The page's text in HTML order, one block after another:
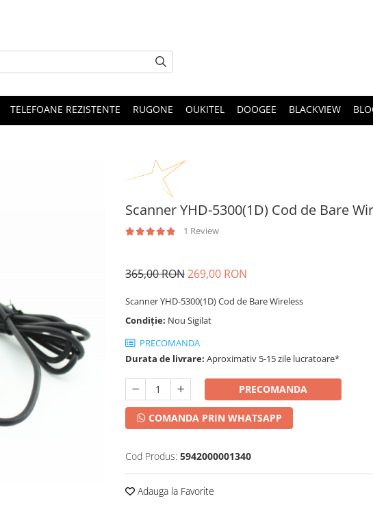
TELEFOANE REZISTENTE RUGONE OUKITEL DOOGEE BLACKVIEW
Scanner YHD-5300(1D) Cod de Bare
1 Review
365,00 RON269,00 RON
Scanner YHD-5300(1D) Cod de Bare Wireless
Condiție: Nou Sigilat
PRECOMANDA
Durata de livrare: Aproximativ 5-15 zile lucratoare*
PRECOMANDA
COMANDA PRIN WHATSAPP
Cod Produs: 5942000001340
Adauga la Favorite